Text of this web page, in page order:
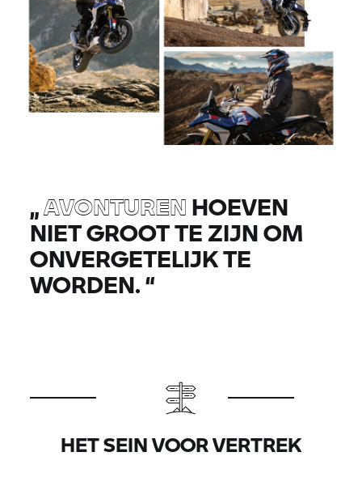
„AVONTURENHOEVEN
NIET GROOT TE ZIJN OM
ONVERGETELIJK TE
WORDEN.“
HET SEIN VOOR VERTREK